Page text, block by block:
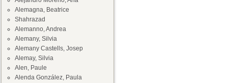
Alemagna, Beatrice
Shahrazad
Alemanno, Andrea
Alemany, Silvia
Alemany Castells, Josep
Alemay, Silvia
Alen, Paule
Alenda González, Paula